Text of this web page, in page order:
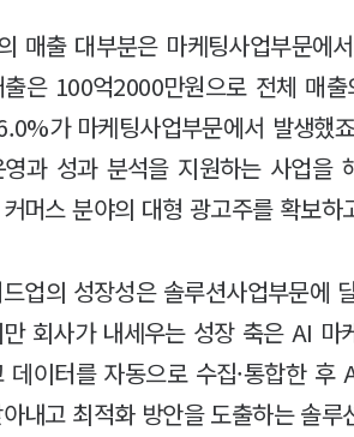
매출 대부분은 마케팅사업부문에
은 100억2000만원으로 전체 매
가 마케팅사업부문에서 발생했
과 성과 분석을 지원하는 사업을
머스 분야의 대형 광고주를 확보하
업의 성장성은 솔루션사업부문에
회사가 내세우는 성장 축은 AI
데이터를 자동으로 수집·통합한
내고 최적화 방안을 도출하는 솔루